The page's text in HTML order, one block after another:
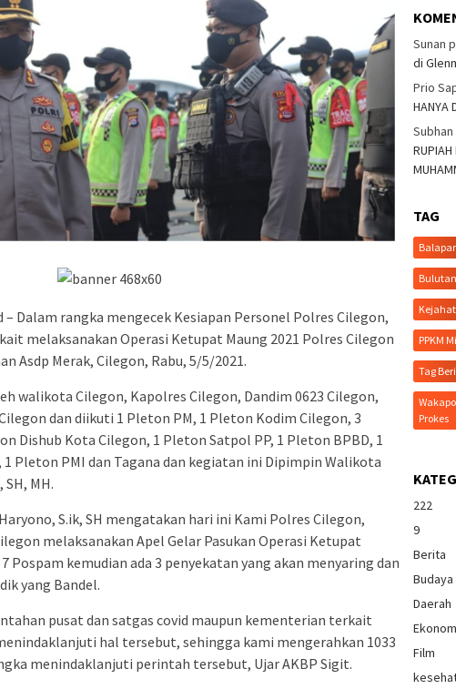
– Dalam rangka mengecek Kesiapan Personel Polres Cilegon,
melaksanakan Operasi Ketupat Maung 2021 Polres Cilegon
Asdp Merak, Cilegon, Rabu, 5/5/2021.
walikota Cilegon, Kapolres Cilegon, Dandim 0623 Cilegon,
dan diikuti 1 Pleton PM, 1 Pleton Kodim Cilegon, 3
Dishub Kota Cilegon, 1 Pleton Satpol PP, 1 Pleton BPBD, 1
Pleton PMI dan Tagana dan kegiatan ini Dipimpin Walikota
MH.
S.ik, SH mengatakan hari ini Kami Polres Cilegon,
melaksanakan Apel Gelar Pasukan Operasi Ketupat
Pospam kemudian ada 3 penyekatan yang akan menyaring dan
yang Bandel.
pusat dan satgas covid maupun kementerian terkait
hal tersebut, sehingga kami mengerahkan 1033
menindaklanjuti perintah tersebut, Ujar AKBP Sigit.
Sunan
di
Prio
HANYA
Subhan
TAG
PPKM
Tag
Prokes
222
9
Berita
Budaya
Daerah
Film